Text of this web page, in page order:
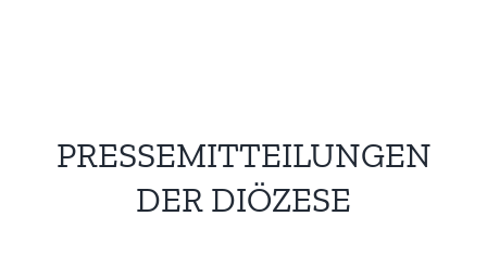
PRESSEMITTEILUNGEN
DER DIÖZESE